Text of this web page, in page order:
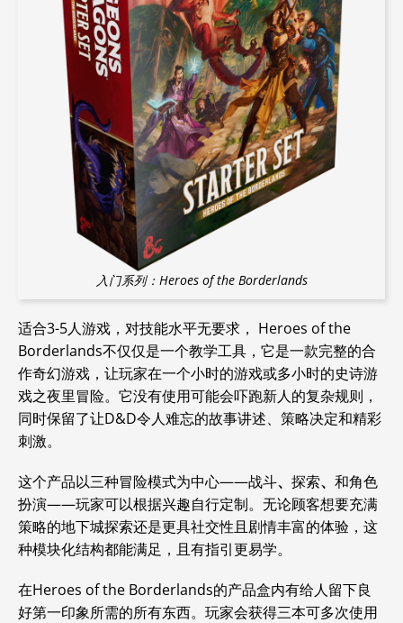
入门系列：Heroes of the Borderlands
适合3-5人游戏，对技能水平无要求， Heroes of the
Borderlands不仅仅是一个教学工具，它是一款完整的合
作奇幻游戏，让玩家在一个小时的游戏或多小时的史诗游
戏之夜里冒险。它没有使用可能会吓跑新人的复杂规则，
同时保留了让D&D令人难忘的故事讲述、策略决定和精彩
刺激。
这个产品以三种冒险模式为中心——战斗、 探索、 和角色
扮演——玩家可以根据兴趣自行定制。无论顾客想要充满
策略的地下城探索还是更具社交性且剧情丰富的体验，这
种模块化结构都能满足，且有指引更易学。
在Heroes of the Borderlands的产品盒内有给人留下良
好第一印象所需的所有东西。玩家会获得三本可多次使用